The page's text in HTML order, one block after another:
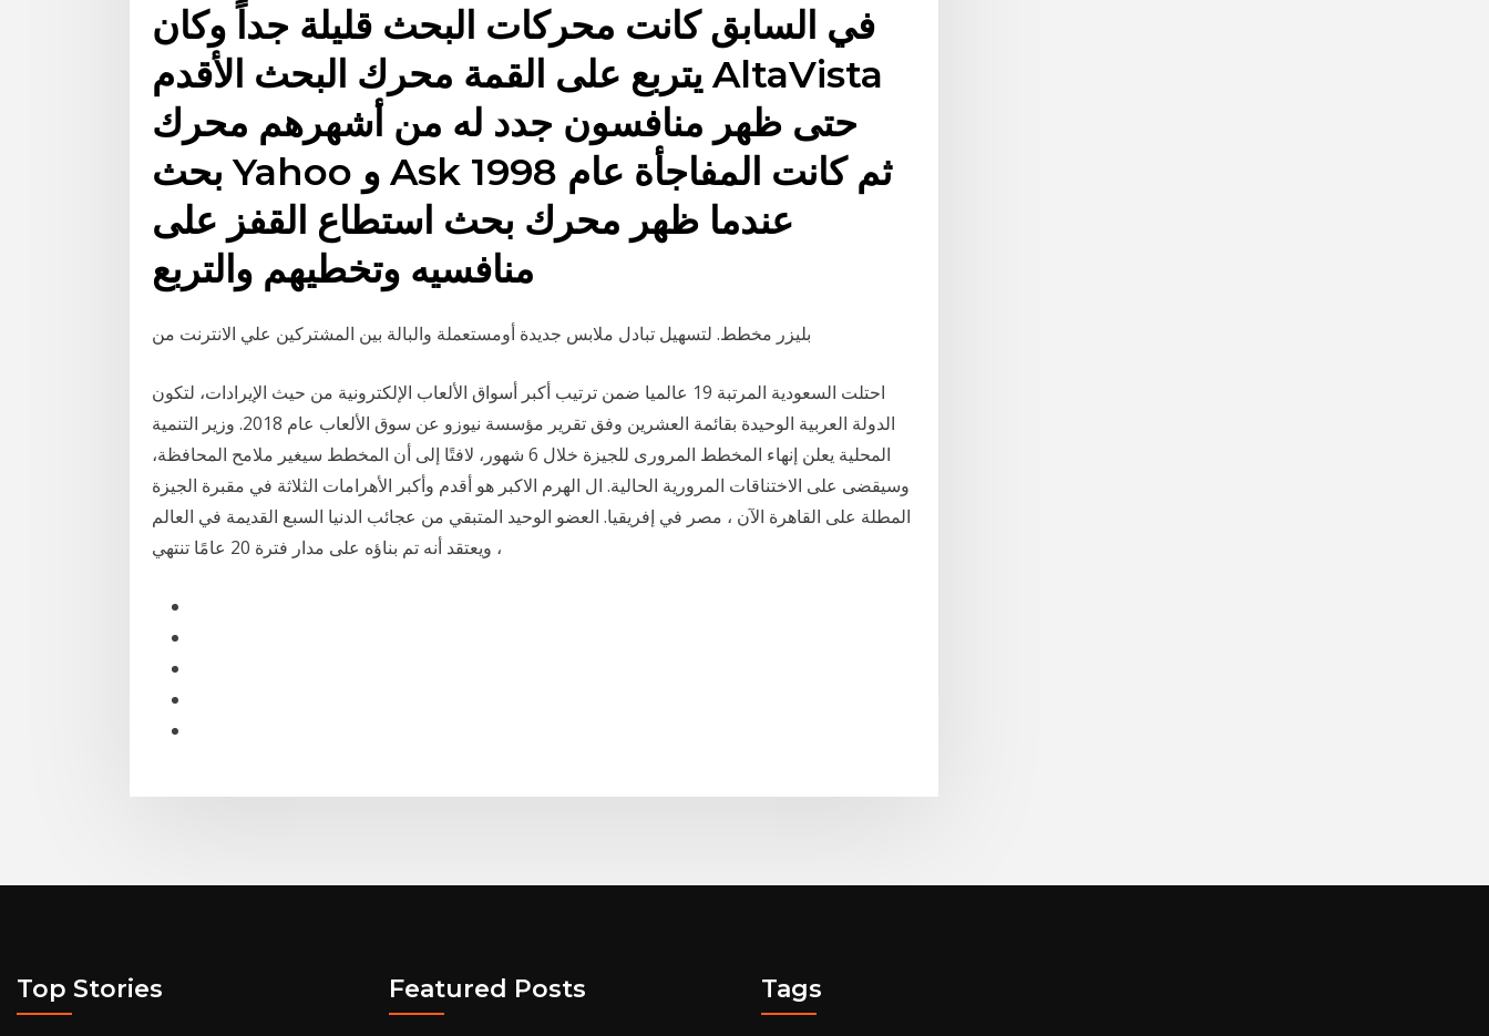
في السابق كانت محركات البحث قليلة جداً وكان
يتربع على القمة محرك البحث الأقدم AltaVista
حتى ظهر منافسون جدد له من أشهرهم محرك
بحث Yahoo و Ask ثم كانت المفاجأة عام 1998
عندما ظهر محرك بحث استطاع القفز على
منافسيه وتخطيهم والتربع
بليزر مخطط. لتسهيل تبادل ملابس جديدة أومستعملة والبالة بين المشتركين علي الانترنت من
احتلت السعودية المرتبة 19 عالميا ضمن ترتيب أكبر أسواق الألعاب الإلكترونية من حيث الإيرادات، لتكون
الدولة العربية الوحيدة بقائمة العشرين وفق تقرير مؤسسة نيوزو عن سوق الألعاب عام 2018. وزير التنمية
المحلية يعلن إنهاء المخطط المرورى للجيزة خلال 6 شهور، لافتًا إلى أن المخطط سيغير ملامح المحافظة،
وسيقضى على الاختناقات المرورية الحالية. ال الهرم الاكبر هو أقدم وأكبر الأهرامات الثلاثة في مقبرة الجيزة
المطلة على القاهرة الآن ، مصر في إفريقيا. العضو الوحيد المتبقي من عجائب الدنيا السبع القديمة في العالم
، ويعتقد أنه تم بناؤه على مدار فترة 20 عامًا تنتهي
Top Stories Featured Posts Tags